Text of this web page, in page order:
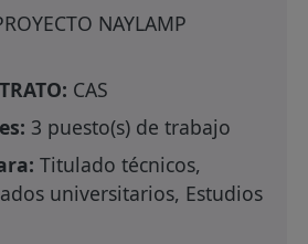
NAYLAMP
CAS
3 puesto(s) de trabajo
Titulado técnicos,
universitarios, Estudios